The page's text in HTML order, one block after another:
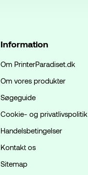
Information
Om PrinterParadiset.dk
Om vores produkter
Søgeguide
Cookie- og privatlivspolitik
Handelsbetingelser
Kontakt os
Sitemap